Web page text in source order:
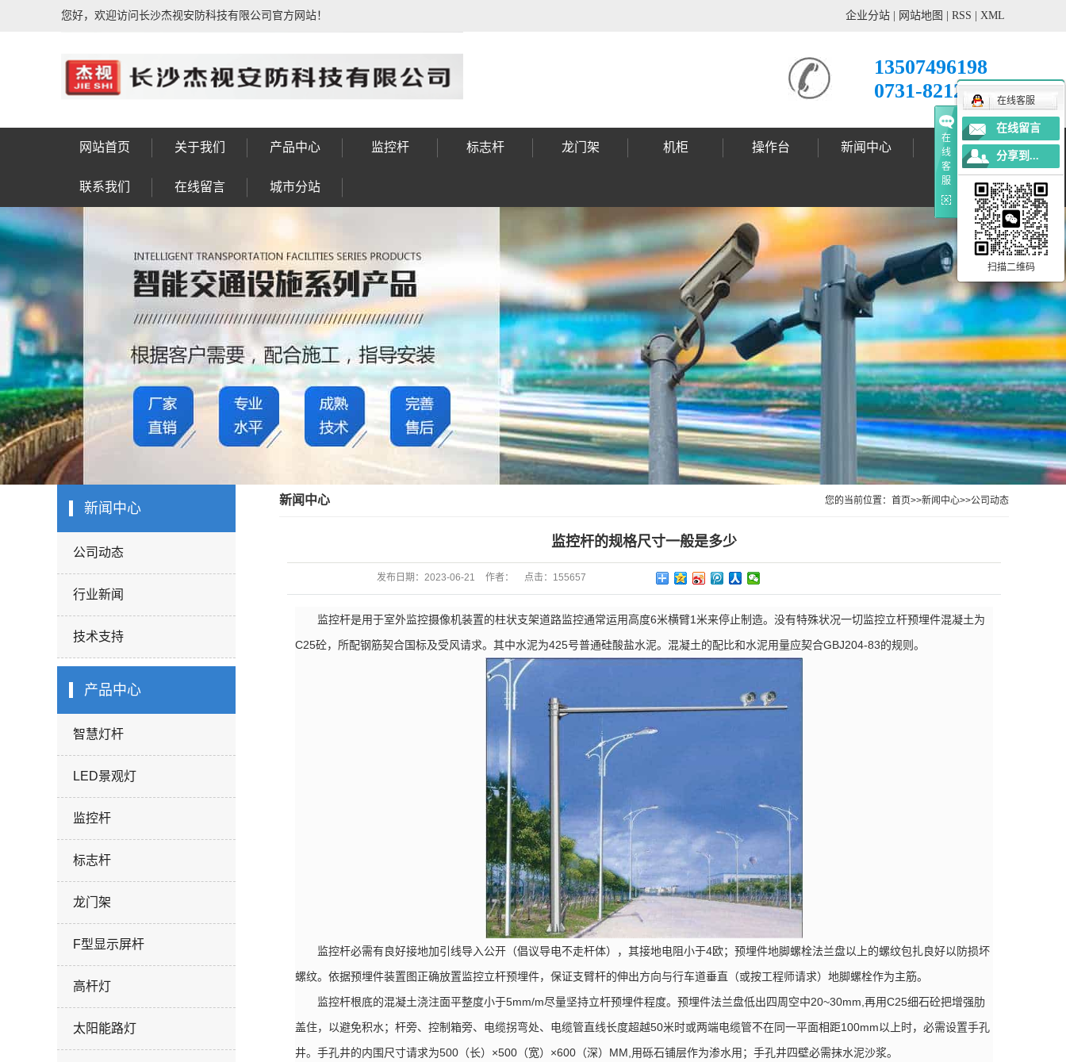
您好，欢迎访问长沙杰视安防科技有限公司官方网站！ 企业分站 网站地图 RSS XML
13507496198
0731-82121678
网站首页 关于我们
公司简介
荣誉资质
公司相册
企业文化
发展历程
售后服务
联系我们
产品中心
智慧灯杆
LED景观灯
监控杆
标志杆
龙门架
F型显示屏杆
高杆灯
太阳能路灯
信号灯杆
监控八棱杆
信号灯八棱杆
机柜
操作台
实验台
控制台
工作台
钣金
设备箱
岗亭
监控电视墙
车牌识别系统
人行通道闸系统
动态人脸识别系
车位引导系统
楼宇对讲系统
公共广播系统
防盗报警系统
门禁考勤系统
视频会议系统
综合布线系统
IPTV电视系统
电子围栏系统
视频监控系统
监控杆 标志杆 龙门架 机柜 操作台 新闻中心 工程案例
灯杆案例
标志杆案例
标志牌案例
信号灯案例
更多案例
联系我们 在线留言 城市分站
新闻中心
公司动态
行业新闻
技术支持
产品中心
智慧灯杆
LED景观灯
监控杆
标志杆
龙门架
F型显示屏杆
高杆灯
太阳能路灯
新闻中心 您的当前位置： 首页>>新闻中心>>公司动态
监控杆的规格尺寸一般是多少
发布日期： 2023-06-21 作者： 点击： 155657
监控杆是用于室外监控摄像机装置的柱状支架道路监控通常运用高度6米横臂1米来停止制造。没有特殊状况一切监控立杆预埋件混凝土为
C25砼，所配钢筋契合国标及受风请求。其中水泥为425号普通硅酸盐水泥。混凝土的配比和水泥用量应契合GBJ204-83的规则。
监控杆必需有良好接地加引线导入公开（倡议导电不走杆体），其接地电阻小于4欧；预埋件地脚螺栓法兰盘以上的螺纹包扎良好以防损坏
螺纹。依据预埋件装置图正确放置监控立杆预埋件，保证支臂杆的伸出方向与行车道垂直（或按工程师请求）地脚螺栓作为主筋。
监控杆根底的混凝土浇注面平整度小于5mm/m尽量坚持立杆预埋件程度。预埋件法兰盘低出四周空中20~30mm,再用C25细石砼把增强肋
盖住，以避免积水；杆旁、控制箱旁、电缆拐弯处、电缆管直线长度超越50米时或两端电缆管不在同一平面相距100mm以上时，必需设置手孔
井。手孔井的内围尺寸请求为500（长）×500（宽）×600（深）MM,用砾石铺层作为渗水用；手孔井四壁必需抹水泥沙浆。
在
线
客
服
在线客服
在线留言
分享到...
扫描二维码